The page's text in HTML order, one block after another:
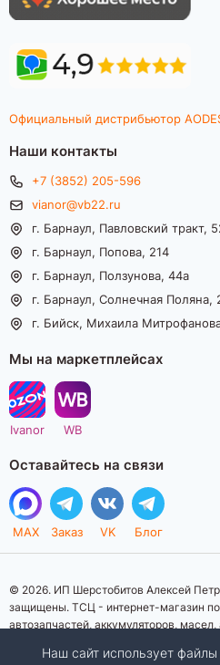
Официальный дистрибьютор
Наши контакты
+7 (3852) 205-596
vianor@vb22.ru
г. Барнаул, Павловский тракт,
г. Барнаул, Попова, 214
г. Барнаул, Ползунова, 44а
г. Барнаул, Солнечная Поляна,
г. Бийск, Михаила
Мы на маркетплейсах
Ivanor WB
Оставайтесь на связи
MAX Заказ VK Блог
© 2026. ИП Шерстобитов Алексей
защищены. ТСЦ - интернет-магазин
автозапчастей, аккумуляторов,
информационный характер.
Наш сайт использует